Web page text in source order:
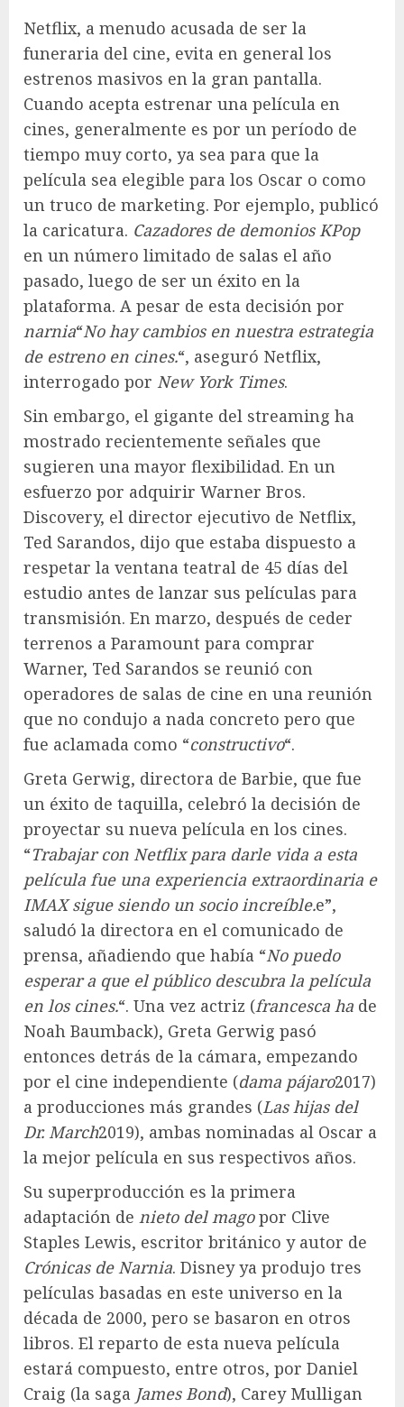
Netflix, a menudo acusada de ser la
funeraria del cine, evita en general los
estrenos masivos en la gran pantalla.
Cuando acepta estrenar una película en
cines, generalmente es por un período de
tiempo muy corto, ya sea para que la
película sea elegible para los Oscar o como
un truco de marketing. Por ejemplo, publicó
la caricatura. Cazadores de demonios KPop
en un número limitado de salas el año
pasado, luego de ser un éxito en la
plataforma. A pesar de esta decisión por
narnia“No hay cambios en nuestra estrategia
de estreno en cines.“, aseguró Netflix,
interrogado por New York Times.
Sin embargo, el gigante del streaming ha
mostrado recientemente señales que
sugieren una mayor flexibilidad. En un
esfuerzo por adquirir Warner Bros.
Discovery, el director ejecutivo de Netflix,
Ted Sarandos, dijo que estaba dispuesto a
respetar la ventana teatral de 45 días del
estudio antes de lanzar sus películas para
transmisión. En marzo, después de ceder
terrenos a Paramount para comprar
Warner, Ted Sarandos se reunió con
operadores de salas de cine en una reunión
que no condujo a nada concreto pero que
fue aclamada como “constructivo“.
Greta Gerwig, directora de Barbie, que fue
un éxito de taquilla, celebró la decisión de
proyectar su nueva película en los cines.
“Trabajar con Netflix para darle vida a esta
película fue una experiencia extraordinaria e
IMAX sigue siendo un socio increíble.e”,
saludó la directora en el comunicado de
prensa, añadiendo que había “No puedo
esperar a que el público descubra la película
en los cines.“. Una vez actriz (francesca ha de
Noah Baumback), Greta Gerwig pasó
entonces detrás de la cámara, empezando
por el cine independiente (dama pájaro2017)
a producciones más grandes (Las hijas del
Dr. March2019), ambas nominadas al Oscar a
la mejor película en sus respectivos años.
Su superproducción es la primera
adaptación de nieto del magopor Clive
Staples Lewis, escritor británico y autor de
Crónicas de Narnia. Disney ya produjo tres
películas basadas en este universo en la
década de 2000, pero se basaron en otros
libros. El reparto de esta nueva película
estará compuesto, entre otros, por Daniel
Craig (la saga James Bond), Carey Mulligan